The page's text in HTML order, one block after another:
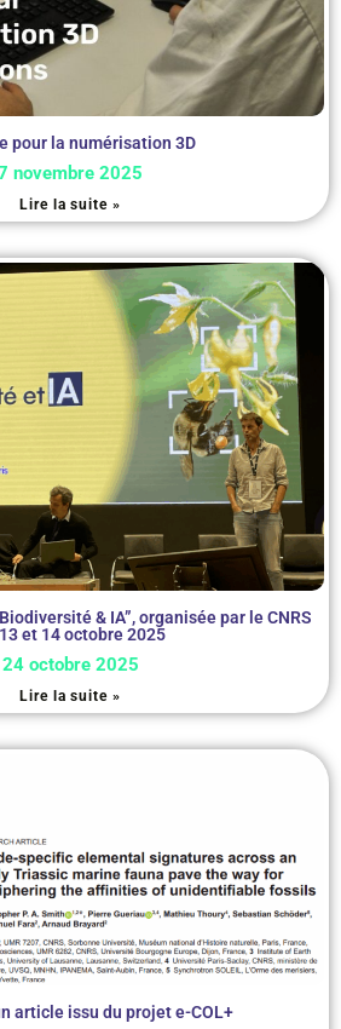
pour la numérisation 3D
novembre 2025
Lire la suite »
& IA”, organisée par le CNRS
et 14 octobre 2025
24 octobre 2025
Lire la suite »
article issu du projet e-COL+